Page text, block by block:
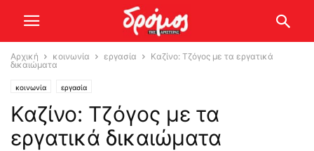
Αρχική κοινωνία εργασία
Καζίνο: Τζόγος με τα εργατικά
δικαιώματα
κοινωνία εργασία
Καζίνο: Τζόγος με τα
εργατικά δικαιώματα